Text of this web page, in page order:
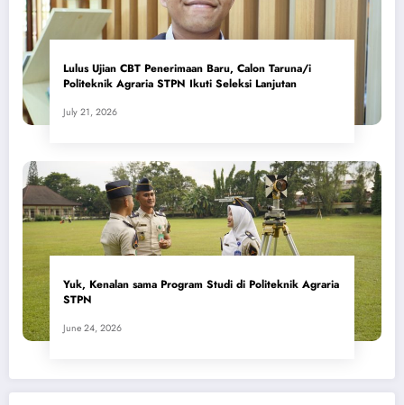
Lulus Ujian CBT Penerimaan Baru, Calon Taruna/i
Politeknik Agraria STPN Ikuti Seleksi Lanjutan
July 21, 2026
Yuk, Kenalan sama Program Studi di Politeknik Agraria
STPN
June 24, 2026